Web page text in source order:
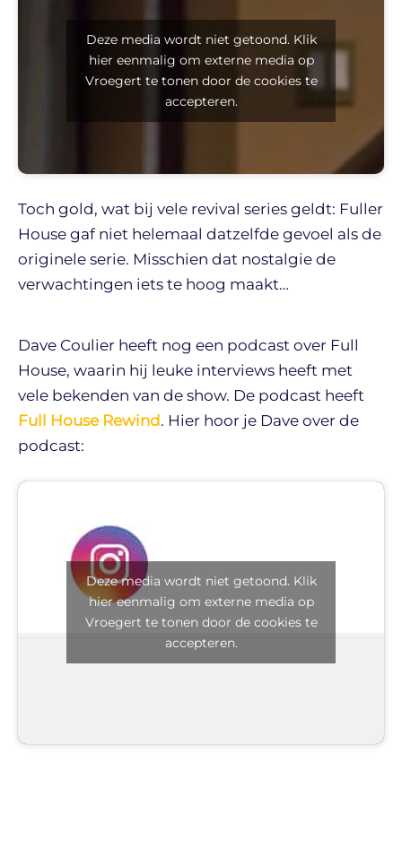
Deze media wordt niet getoond. Klik
hier eenmalig om externe media op
Vroegert te tonen door de cookies te
accepteren.
Toch gold, wat bij vele revival series geldt: Fuller
House gaf niet helemaal datzelfde gevoel als de
originele serie. Misschien dat nostalgie de
verwachtingen iets te hoog maakt…
Dave Coulier heeft nog een podcast over Full
House, waarin hij leuke interviews heeft met
vele bekenden van de show. De podcast heeft
Full House Rewind . Hier hoor je Dave over de
podcast:
Deze media wordt niet getoond. Klik
hier eenmalig om externe media op
Vroegert te tonen door de cookies te
accepteren.